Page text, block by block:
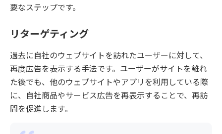
要なステップです。
リターゲティング
過去に自社のウェブサイトを訪れたユーザーに対して、
再度広告を表示する手法です。ユーザーがサイトを離れ
た後でも、他のウェブサイトやアプリを利用している際
に、自社商品やサービス広告を再表示することで、再訪
問を促進します。